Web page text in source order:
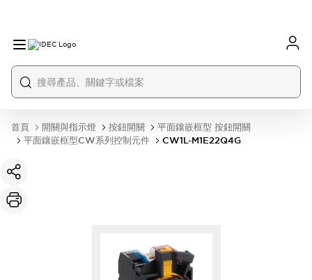
首頁 開關與指示燈 按鈕開關
平面鑲嵌框型 按鈕開關
平面鑲嵌框型CW系列控制元件
CW1L-M1E22Q4G